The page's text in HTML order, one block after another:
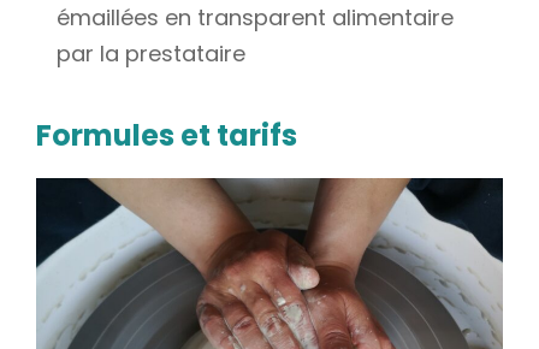
émaillées en transparent alimentaire
par la prestataire
Formules et tarifs